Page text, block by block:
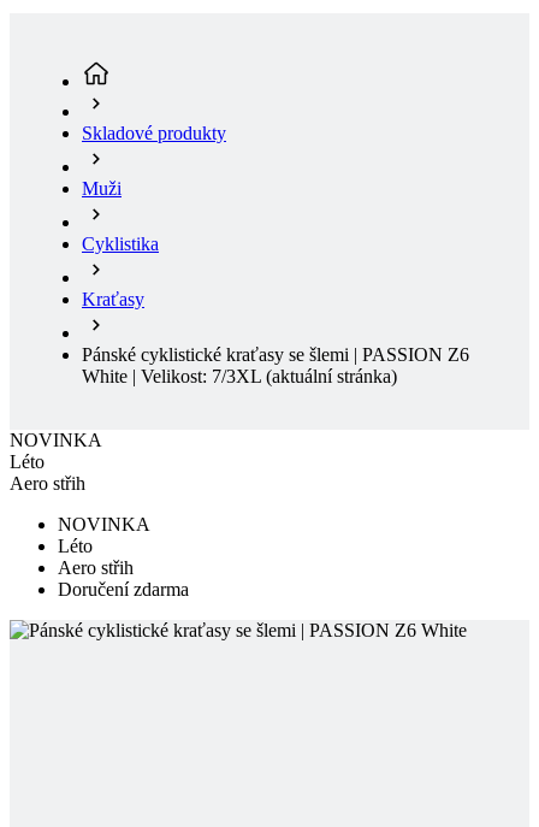
Muži
Cyklistika
Kraťasy
Pánské cyklistické kraťasy se šlemi | PASSION Z6
White | Velikost: 7/3XL
NOVINKA
Aero střih
Léto
Doručení zdarma